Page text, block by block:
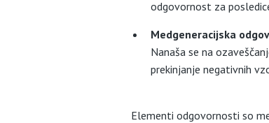
odgovornost za
Medgeneracijska
Nanaša se na
prekinjanje negativnih
Elementi odgovornosti so